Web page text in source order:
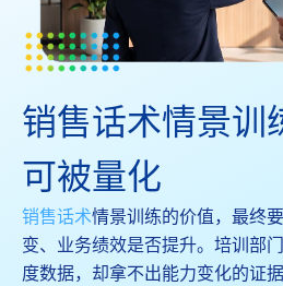
销售话术情景训
可被量化
销售话术情景训练的价值，最终
变、业务绩效是否提升。培训部
度数据，却拿不出能力变化的证